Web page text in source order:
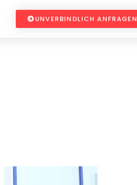
UNVERBINDLICH ANFRAGEN